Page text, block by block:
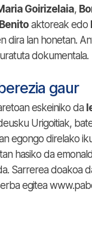
Goirizelaia,
aktoreak edo
dira lan honetan.
dokumentala.
gaur
eskeiniko da
Urigoitiak,
egongo direlako
hasiko da
Sarrerea doakoa
egitea